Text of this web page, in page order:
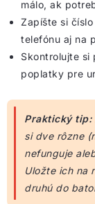
málo, ak
Zapíšte si
telefónu aj na
Skontrolujte si
poplatky pre
Praktický tip:
si dve rôzne
nefunguje
Uložte ich na
druhú do